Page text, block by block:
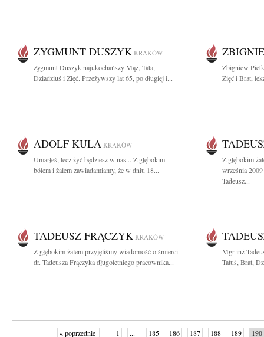
ZYGMUNT DUSZYK KRAKÓW
Zygmunt Duszyk najukochańszy Mąż, Tata,
Dziadziuś i Zięć. Przeżywszy lat 65, po długiej i...
Zbigniew
Zięć i Brat,
ADOLF KULA KRAKÓW
Umarłeś, lecz żyć będziesz w nas... Z głębokim
bólem i żalem zawiadamiamy, że w dniu 18...
Z głębokim
września
Tadeusz...
TADEUSZ FRĄCZYK KRAKÓW
Z głębokim żalem przyjęliśmy wiadomość o śmierci
dr. Tadeusza Frączyka długoletniego pracownika...
Mgr inż
Tatuś, Brat,
« poprzednie 1 ... 185 186 187 188 189 190